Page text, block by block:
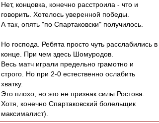
Нет, концовка, конечно расстроила - что и
говорить. Хотелось уверенной победы.
А так, опять "по Спартаковски" получилось.
Но господа. Ребята просто чуть расслабились в
конце. При чем здесь Шомуродов.
Весь матч играли предельно грамотно и
строго. Но при 2-0 естественно ослабить
хватку.
Это плохо, но это не признак силы Ростова.
Хотя, конечно Спартаковский болельщик
максималист).